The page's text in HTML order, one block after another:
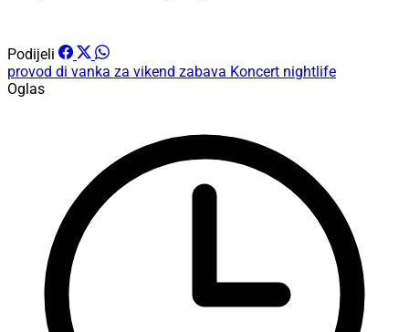
Podijeli
provod di vanka za vikend zabava Koncert nightlife
Oglas